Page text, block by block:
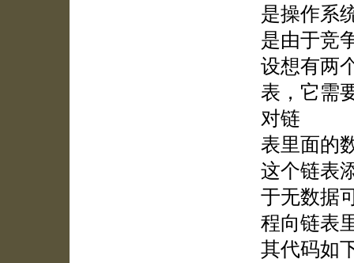
是操作系
是由于竞
设想有两
表，它需
对链
表里面的
这个链表
于无数据
程向链表
其代码如